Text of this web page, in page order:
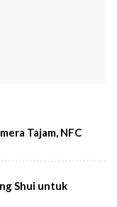
Tajam, NFC
Shui untuk